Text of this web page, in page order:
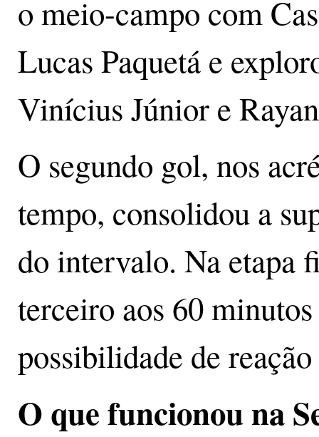
o meio-campo com
Lucas Paquetá e
Vinícius Júnior e
O segundo gol, nos
tempo, consolidou a
do intervalo. Na etapa
terceiro aos 60
possibilidade de reação
O que funcionou na